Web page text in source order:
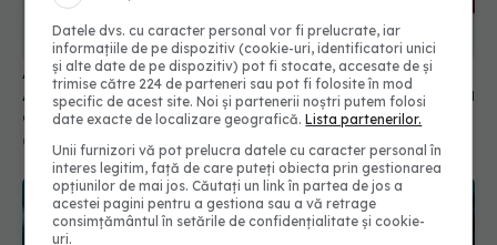
Alertă în Europa după un nou caz de hantavirus
Anzi, singura tulpină care se transmite de la om la
om
06 aug 2026, 20:06
Datele dvs. cu caracter personal vor fi prelucrate, iar
informațiile de pe dispozitiv (cookie-uri, identificatori unici
și alte date de pe dispozitiv) pot fi stocate, accesate de și
trimise către 224 de parteneri sau pot fi folosite în mod
specific de acest site. Noi și partenerii noștri putem folosi
date exacte de localizare geografică.Lista partenerilor.
Unii furnizori vă pot prelucra datele cu caracter personal în
interes legitim, față de care puteți obiecta prin gestionarea
opțiunilor de mai jos. Căutați un link în partea de jos a
acestei pagini pentru a gestiona sau a vă retrage
consimțământul în setările de confidențialitate și cookie-
uri.